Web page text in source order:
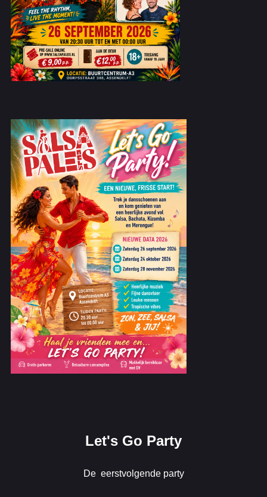
Let's Go Party
De eerstvolgende party